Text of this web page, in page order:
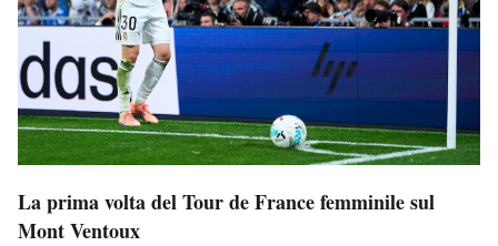
La prima volta del Tour de France femminile sul
Mont Ventoux